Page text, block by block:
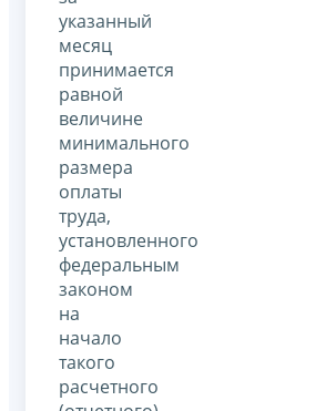
указанный
месяц
принимается
равной
величине
минимального
размера
оплаты
труда,
установленного
федеральным
законом
на
начало
такого
расчетного